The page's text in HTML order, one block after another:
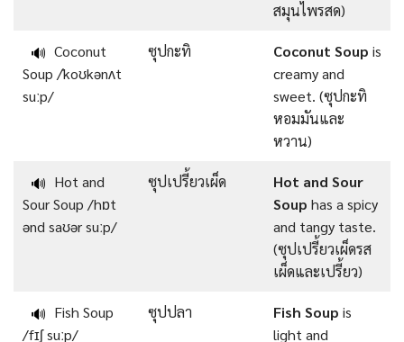
สมุนไพรสด)
🔊 Coconut
Soup /ˈkoʊkənʌt
suːp/
ซุปกะทิ Coconut Soup is
creamy and
sweet. (ซุปกะทิ
หอมมันและ
หวาน)
🔊 Hot and
Sour Soup /hɒt
ənd saʊər suːp/
ซุปเปรี้ยวเผ็ด
Hot and Sour
Soup has a spicy
and tangy taste.
(ซุปเปรี้ยวเผ็ดรส
เผ็ดและเปรี้ยว)
🔊 Fish Soup
/fɪʃ suːp/
ซุปปลา Fish Soup is
light and